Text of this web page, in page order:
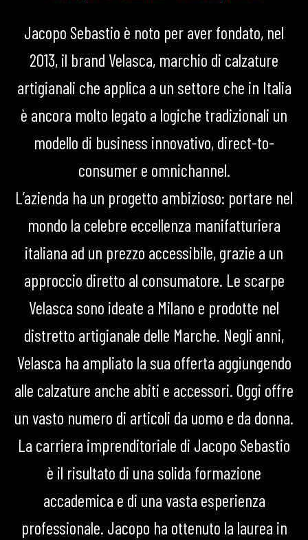
Jacopo Sebastio è noto per aver fondato, nel
2013, il brand Velasca, marchio di calzature
artigianali che applica a un settore che in Italia
è ancora molto legato a logiche tradizionali un
modello di business innovativo, direct-to-
consumer e omnichannel.
L’azienda ha un progetto ambizioso: portare nel
mondo la celebre eccellenza manifatturiera
italiana ad un prezzo accessibile, grazie a un
approccio diretto al consumatore. Le scarpe
Velasca sono ideate a Milano e prodotte nel
distretto artigianale delle Marche. Negli anni,
Velasca ha ampliato la sua offerta aggiungendo
alle calzature anche abiti e accessori. Oggi offre
un vasto numero di articoli da uomo e da donna.
La carriera imprenditoriale di Jacopo Sebastio
è il risultato di una solida formazione
accademica e di una vasta esperienza
professionale. Jacopo ha ottenuto la laurea in